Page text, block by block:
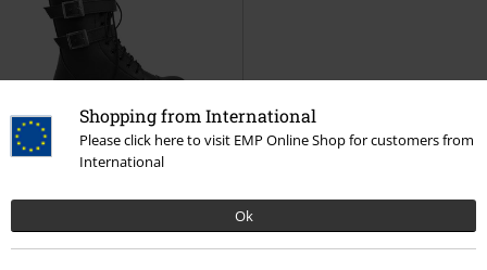
Shopping from International
Please click here to visit EMP Online Shop for customers from
International
Ok